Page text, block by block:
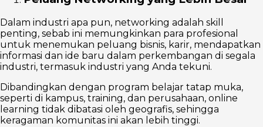
Dalam industri apa pun, networking adalah skill
penting, sebab ini memungkinkan para profesional
untuk menemukan peluang bisnis, karir, mendapatkan
informasi dan ide baru dalam perkembangan di segala
industri, termasuk industri yang Anda tekuni.
Dibandingkan dengan program belajar tatap muka,
seperti di kampus, training, dan perusahaan, online
learning tidak dibatasi oleh geografis, sehingga
keragaman komunitas ini akan lebih tinggi.